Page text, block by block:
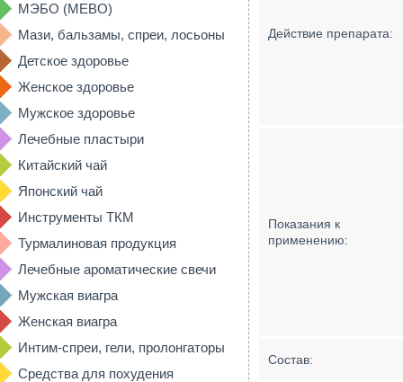
МЭБО (MEBO)
Мази, бальзамы, спреи, лосьоны
Детское здоровье
Женское здоровье
Мужское здоровье
Лечебные пластыри
Китайский чай
Японский чай
Инструменты ТКМ
Турмалиновая продукция
Лечебные ароматические свечи
Мужская виагра
Женская виагра
Интим-спреи, гели, пролонгаторы
Средства для похудения
Действие препарата:
Показания к
применению:
Состав: